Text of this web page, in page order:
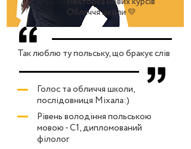
Обличчя школи 💛
Так люблю ту польську, що бракує слів
Голос та обличчя школи,
послідовниця Міхала:)
Рівень володіння польською
мовою - С1, дипломований
філолог